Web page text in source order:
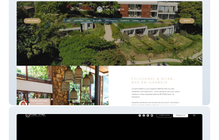
Wydnham Casa di Sirena Ilhabela